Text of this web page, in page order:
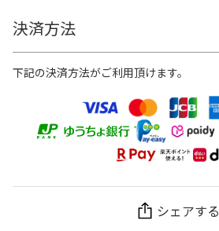
決済方法
下記の決済方法がご利用頂けます。
シェアする